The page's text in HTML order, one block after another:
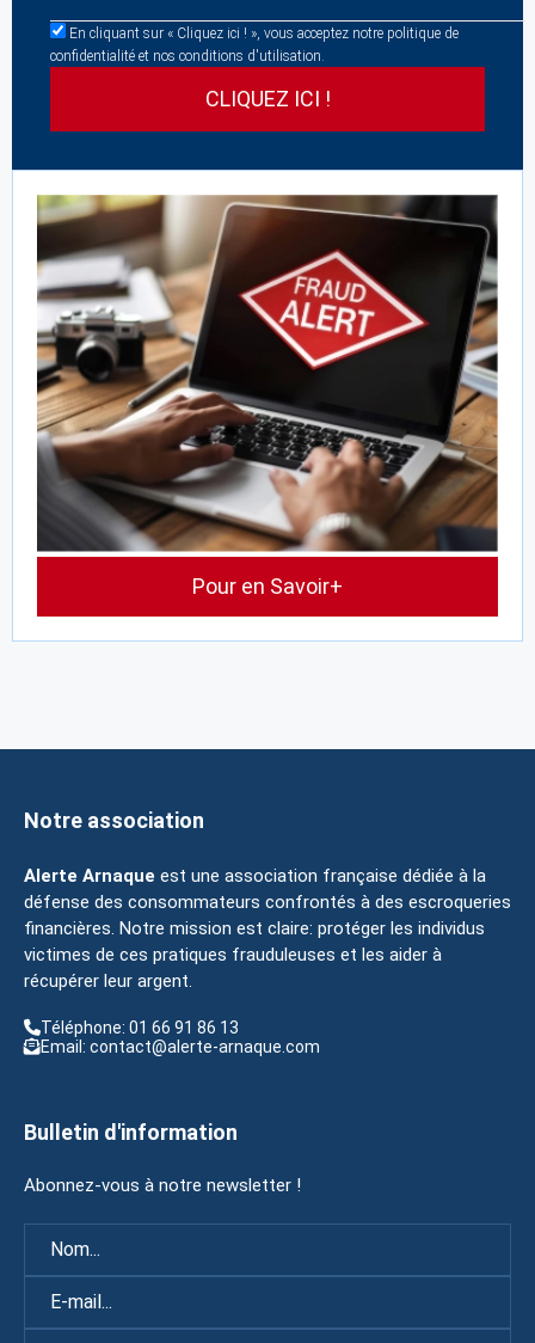
En cliquant sur « Cliquez ici ! », vous acceptez notre politique de
confidentialité et nos conditions d'utilisation.
Pour en Savoir+
Notre association
Alerte Arnaque est une association française dédiée à la
défense des consommateurs confrontés à des escroqueries
financières. Notre mission est claire: protéger les individus
victimes de ces pratiques frauduleuses et les aider à
récupérer leur argent.
Téléphone: 01 66 91 86 13
Email: contact@alerte-arnaque.com
Bulletin d'information
Abonnez-vous à notre newsletter !